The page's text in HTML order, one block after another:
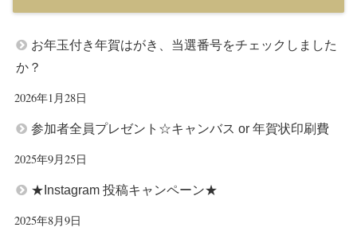
お年玉付き年賀はがき、当選番号をチェックしました
か？
2026年1月28日
参加者全員プレゼント☆キャンバス or 年賀状印刷費
2025年9月25日
★Instagram 投稿キャンペーン★
2025年8月9日